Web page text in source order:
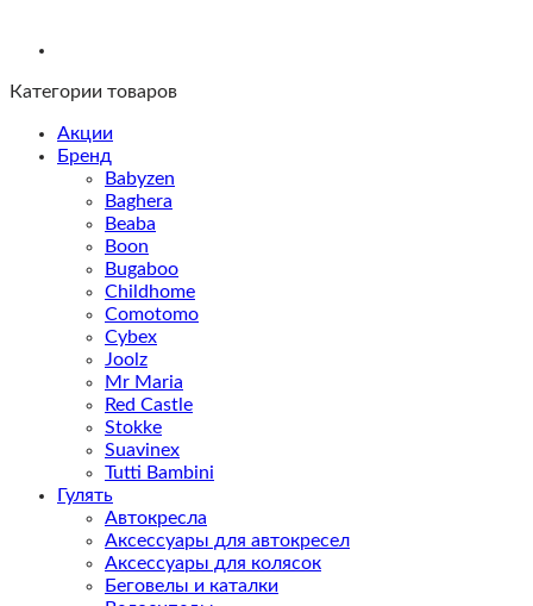
Категории товаров
Акции
Бренд
Babyzen
Baghera
Beaba
Boon
Bugaboo
Childhome
Comotomo
Cybex
Joolz
Mr Maria
Red Castle
Stokke
Suavinex
Tutti Bambini
Гулять
Автокресла
Аксессуары для автокресел
Аксессуары для колясок
Беговелы и каталки